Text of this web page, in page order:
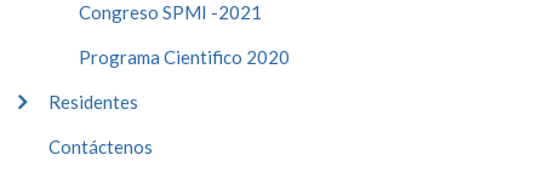
Congreso SPMI -2021
Programa Cientifico 2020
Residentes
Contáctenos